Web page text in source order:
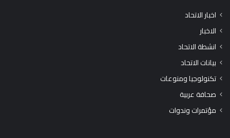
اخبار الاتحاد
الاخبار
انشطة الاتحاد
بيانات الاتحاد
تكنولوجيا ومنوعات
صحافة عربية
مؤتمرات وندوات